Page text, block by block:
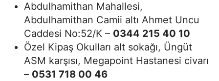
Abdulhamithan Mahallesi,
Abdulhamithan Camii altı Ahmet Uncu
Caddesi No:52/K – 0344 215 40 10
Özel Kipaş Okulları alt sokağı, Üngüt
ASM karşısı, Megapoint Hastanesi civarı
– 0531 718 00 46